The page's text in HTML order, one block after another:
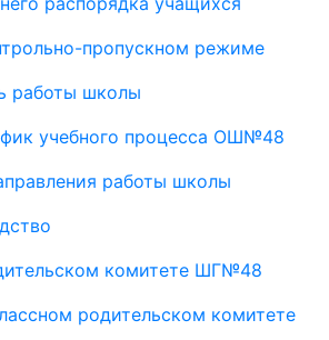
пропускном режиме
работы школы
учебного процесса ОШ№48
работы школы
комитете ШГ№48
родительском комитете